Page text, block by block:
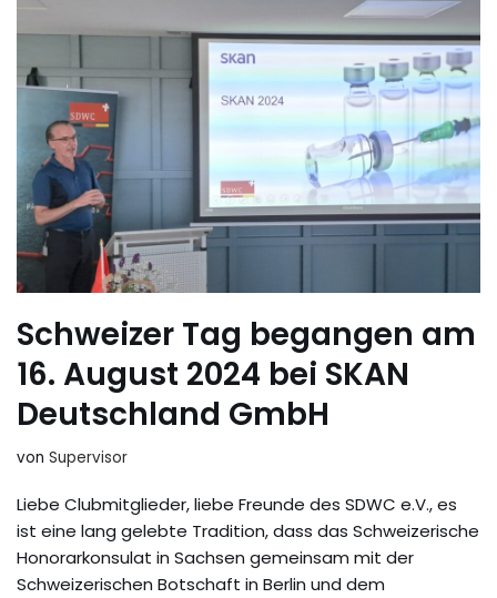
Schweizer Tag begangen am
16. August 2024 bei SKAN
Deutschland GmbH
von Supervisor
Liebe Clubmitglieder, liebe Freunde des SDWC e.V., es
ist eine lang gelebte Tradition, dass das Schweizerische
Honorarkonsulat in Sachsen gemeinsam mit der
Schweizerischen Botschaft in Berlin und dem